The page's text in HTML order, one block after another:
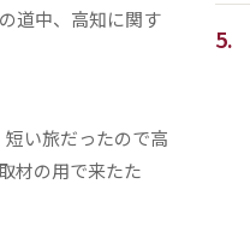
道中、高知に関す
い旅だったので高
材の用で来たた
5.